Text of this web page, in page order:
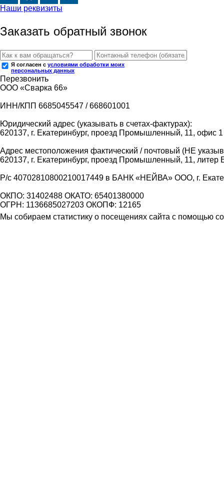
Наши реквизиты
Заказать обратный звонок
Я согласен с условиями обработки моих
персональных данных
Перезвонить
ООО «Сварка 66»
ИНН/КПП 6685045547 / 668601001
Юридический адрес (указывать в счетах-фактурах):
620137, г. Екатеринбург, проезд Промышленный, 11, офис 1
Адрес местоположения фактический / почтовый (НЕ
620137, г. Екатеринбург, проезд Промышленный, 11, литер
Р/с 40702810800210017449 в БАНК «НЕЙВА» ООО, г.
ОКПО: 31402488 ОКАТО: 65401380000
ОГРН: 1136685027203 ОКОПФ: 12165
Мы собираем статистику о посещениях сайта с помощью